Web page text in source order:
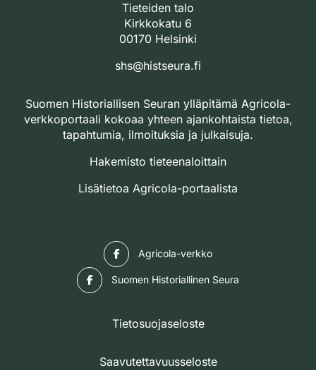
Tieteiden talo
Kirkkokatu 6
00170 Helsinki
shs@histseura.fi
Suomen Historiallisen Seuran ylläpitämä Agricola-
verkkoportaali kokoaa yhteen ajankohtaista tietoa,
tapahtumia, ilmoituksia ja julkaisuja.
Hakemisto tieteenaloittain
Lisätietoa Agricola-portaalista
Agricola-verkko
Suomen Historiallinen Seura
Tietosuojaseloste
Saavutettavuusseloste